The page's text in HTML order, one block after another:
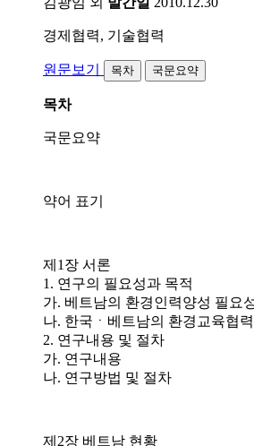
경제협력, 기술협력
원문보기 목차 국문요약
목차
국문요약
약어 표기
제1장 서론
1. 연구의 필요성과 목적
가. 베트남의 환경인력양성 필요
나. 한국ㆍ베트남의 환경교육협
2. 연구내용 및 절차
가. 연구내용
나. 연구방법 및 절차
제2장 베트남 현황